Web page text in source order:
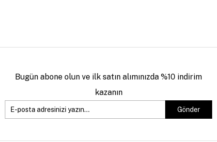
Bugün abone olun ve ilk satın alımınızda %10 indirim
kazanın
Gönder